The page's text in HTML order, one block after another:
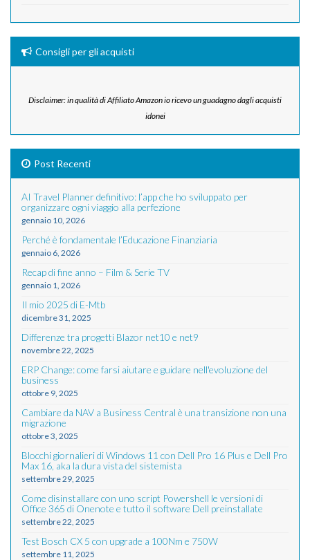
Consigli per gli acquisti
Disclaimer: in qualità di Affiliato Amazon io ricevo un guadagno dagli acquisti
idonei
Post Recenti
AI Travel Planner definitivo: l’app che ho sviluppato per
organizzare ogni viaggio alla perfezione
gennaio 10, 2026
Perché è fondamentale l’Educazione Finanziaria
gennaio 6, 2026
Recap di fine anno – Film & Serie TV
gennaio 1, 2026
Il mio 2025 di E-Mtb
dicembre 31, 2025
Differenze tra progetti Blazor net10 e net9
novembre 22, 2025
ERP Change: come farsi aiutare e guidare nell'evoluzione del
business
ottobre 9, 2025
Cambiare da NAV a Business Central è una transizione non una
migrazione
ottobre 3, 2025
Blocchi giornalieri di Windows 11 con Dell Pro 16 Plus e Dell Pro
Max 16, aka la dura vista del sistemista
settembre 29, 2025
Come disinstallare con uno script Powershell le versioni di
Office 365 di Onenote e tutto il software Dell preinstallate
settembre 22, 2025
Test Bosch CX 5 con upgrade a 100Nm e 750W
settembre 11, 2025